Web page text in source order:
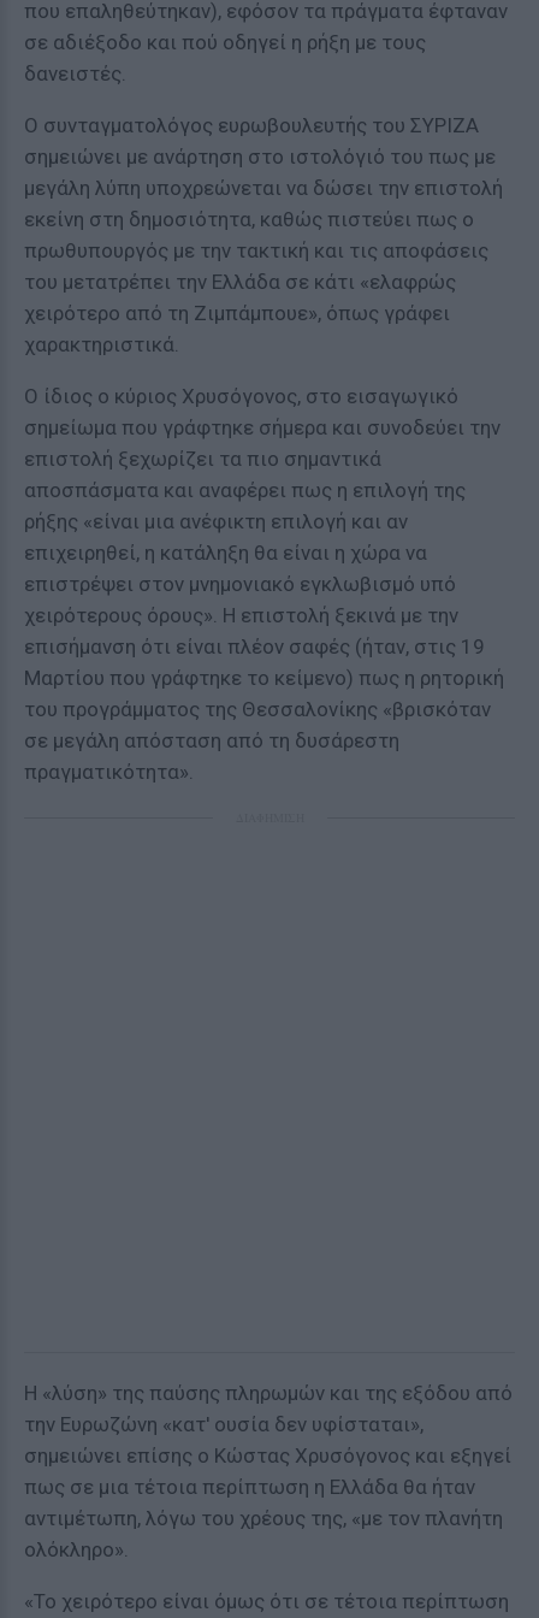
που επαληθεύτηκαν), εφόσον τα πράγματα έφταναν
σε αδιέξοδο και πού οδηγεί η ρήξη με τους
δανειστές.
Ο συνταγματολόγος ευρωβουλευτής του ΣΥΡΙΖΑ
σημειώνει με ανάρτηση στο ιστολόγιό του πως με
μεγάλη λύπη υποχρεώνεται να δώσει την επιστολή
εκείνη στη δημοσιότητα, καθώς πιστεύει πως ο
πρωθυπουργός με την τακτική και τις αποφάσεις
του μετατρέπει την Ελλάδα σε κάτι «ελαφρώς
χειρότερο από τη Ζιμπάμπουε», όπως γράφει
χαρακτηριστικά.
Ο ίδιος ο κύριος Χρυσόγονος, στο εισαγωγικό
σημείωμα που γράφτηκε σήμερα και συνοδεύει την
επιστολή ξεχωρίζει τα πιο σημαντικά
αποσπάσματα και αναφέρει πως η επιλογή της
ρήξης «είναι μια ανέφικτη επιλογή και αν
επιχειρηθεί, η κατάληξη θα είναι η χώρα να
επιστρέψει στον μνημονιακό εγκλωβισμό υπό
χειρότερους όρους». Η επιστολή ξεκινά με την
επισήμανση ότι είναι πλέον σαφές (ήταν, στις 19
Μαρτίου που γράφτηκε το κείμενο) πως η ρητορική
του προγράμματος της Θεσσαλονίκης «βρισκόταν
σε μεγάλη απόσταση από τη δυσάρεστη
πραγματικότητα».
Η «λύση» της παύσης πληρωμών και της εξόδου από
την Ευρωζώνη «κατ' ουσία δεν υφίσταται»,
σημειώνει επίσης ο Κώστας Χρυσόγονος και εξηγεί
πως σε μια τέτοια περίπτωση η Ελλάδα θα ήταν
αντιμέτωπη, λόγω του χρέους της, «με τον πλανήτη
ολόκληρο».
«Το χειρότερο είναι όμως ότι σε τέτοια περίπτωση